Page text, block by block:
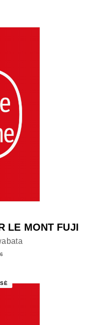
LE MONT FUJI